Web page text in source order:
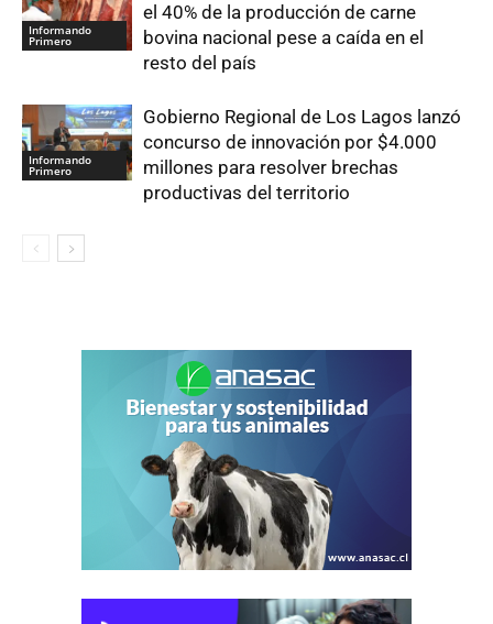
Informando
Primero
el 40% de la producción de carne
bovina nacional pese a caída en el
resto del país
Informando
Primero
Gobierno Regional de Los Lagos lanzó
concurso de innovación por $4.000
millones para resolver brechas
productivas del territorio